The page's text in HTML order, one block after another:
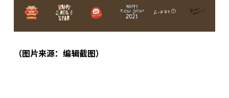
（图片来源：编辑截图）